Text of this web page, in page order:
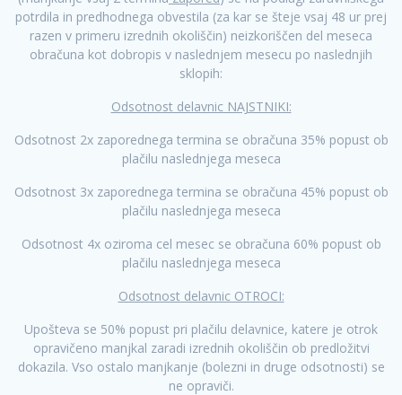
potrdila in predhodnega obvestila (za kar se šteje vsaj 48 ur prej
razen v primeru izrednih okoliščin) neizkoriščen del meseca
obračuna kot dobropis v naslednjem mesecu po naslednjih
sklopih:
Odsotnost delavnic NAJSTNIKI:
Odsotnost 2x zaporednega termina se obračuna 35% popust ob
plačilu naslednjega meseca
Odsotnost 3x zaporednega termina se obračuna 45% popust ob
plačilu naslednjega meseca
Odsotnost 4x oziroma cel mesec se obračuna 60% popust ob
plačilu naslednjega meseca
Odsotnost delavnic OTROCI:
Upošteva se 50% popust pri plačilu delavnice, katere je otrok
opravičeno manjkal zaradi izrednih okoliščin ob predložitvi
dokazila. Vso ostalo manjkanje (bolezni in druge odsotnosti) se
ne opraviči.